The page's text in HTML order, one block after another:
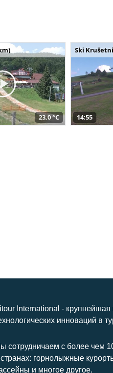
23,0 °C
Ski
14:55
International - крупнейшая
инноваций в
сотрудничаем с более чем
горнолыжные
и многое другое.